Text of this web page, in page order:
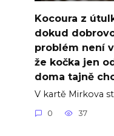
Kocoura z
dokud
problém není
že kočka jen
doma tajně
V kartě Mirkova
0 37